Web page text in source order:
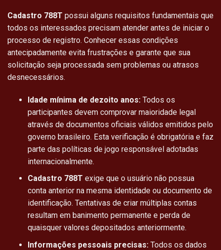
Cadastro 788T possui alguns requisitos fundamentais que
todos os interessados precisam atender antes de iniciar o
processo de registro. Conhecer essas condições
antecipadamente evita frustrações e garante que sua
solicitação seja processada sem problemas ou atrasos
desnecessários.
Idade mínima de dezoito anos:Todos os
participantes devem comprovar maioridade legal
através de documentos oficiais válidos emitidos pelo
governo brasileiro. Esta verificação é obrigatória e faz
parte das políticas de jogo responsável adotadas
internacionalmente.
Cadastro 788T exige que o usuário não possua
conta anterior na mesma identidade ou documento de
identificação. Tentativas de criar múltiplas contas
resultam em banimento permanente e perda de
quaisquer valores depositados anteriormente.
Informações pessoais precisas:Todos os dados